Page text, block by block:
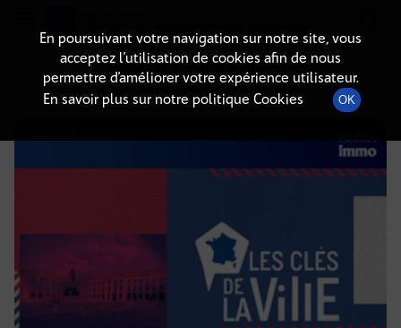
DÉTAILS DE L'ÉPISODE
6 mai 2025à 16h02, durée : 2 heures
En poursuivant votre navigation sur notre site, vous
acceptez l’utilisation de cookies afin de nous
permettre d’améliorer votre expérience utilisateur.
En savoir plus sur notre politique Cookies
OK